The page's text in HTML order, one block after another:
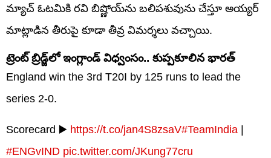
మ్యాచ్ ఓటమికి రవి బిష్ణోయ్‌ను బలిపశువును చేస్తూ అయ్యర్
మాట్లాడిన తీరుపై కూడా తీవ్ర విమర్శలు వచ్చాయి.
​ట్రెంట్ బ్రిడ్జ్‌లో ఇంగ్లాండ్ విధ్వంసం.. కుప్పకూలిన భారత్
England win the 3rd T20I by 125 runs to lead the
series 2-0.
Scorecard ▶️ https://t.co/jan4S8zsaV#TeamIndia |
#ENGvIND pic.twitter.com/JKung77cru